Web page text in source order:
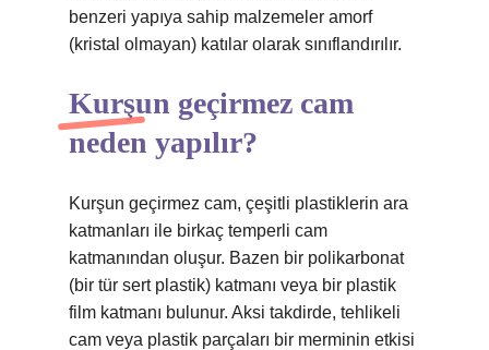
benzeri yapıya sahip malzemeler amorf
(kristal olmayan) katılar olarak sınıflandırılır.
Kurşun geçirmez cam
neden yapılır?
Kurşun geçirmez cam, çeşitli plastiklerin ara
katmanları ile birkaç temperli cam
katmanından oluşur. Bazen bir polikarbonat
(bir tür sert plastik) katmanı veya bir plastik
film katmanı bulunur. Aksi takdirde, tehlikeli
cam veya plastik parçaları bir merminin etkisi